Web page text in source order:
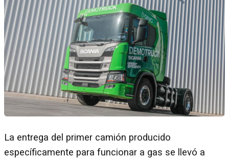
La entrega del primer camión producido
específicamente para funcionar a gas se llevó a